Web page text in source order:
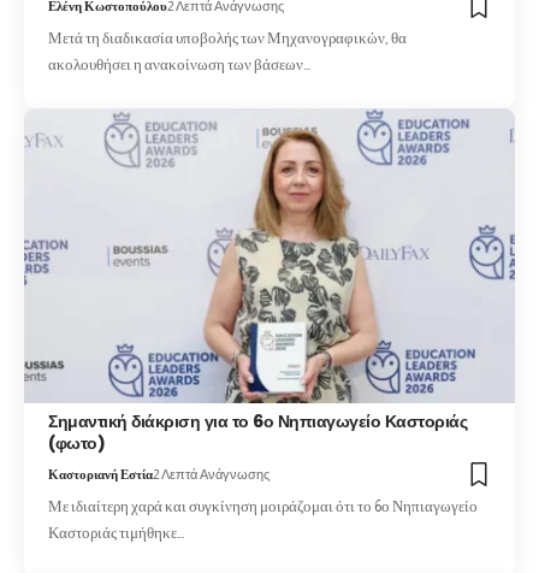
Ελένη Κωστοπούλου2 Λεπτά Ανάγνωσης
Μετά τη διαδικασία υποβολής των Μηχανογραφικών, θα
ακολουθήσει η ανακοίνωση των βάσεων…
Σημαντική διάκριση για το 6ο Νηπιαγωγείο Καστοριάς
(φωτο)
Καστοριανή Εστία2 Λεπτά Ανάγνωσης
Με ιδιαίτερη χαρά και συγκίνηση μοιράζομαι ότι το 6ο Νηπιαγωγείο
Καστοριάς τιμήθηκε…